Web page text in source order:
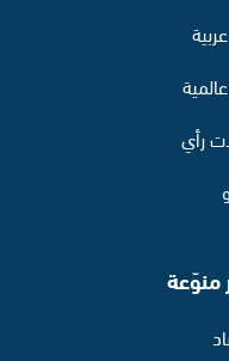
رأي
منوّعة